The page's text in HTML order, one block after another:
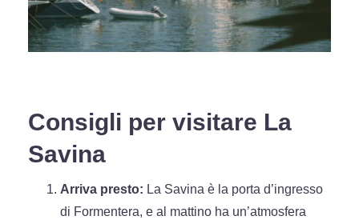
Consigli per visitare La
Savina
Arriva presto: La Savina è la porta d’ingresso
di Formentera, e al mattino ha un’atmosfera